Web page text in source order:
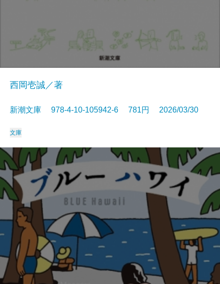
西岡壱誠／著
新潮文庫 978-4-10-105942-6 781円 2026/03/30
文庫